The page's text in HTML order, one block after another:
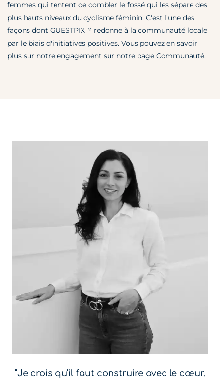
femmes qui tentent de combler le fossé qui les sépare des
plus hauts niveaux du cyclisme féminin. C'est l'une des
façons dont GUESTPIX™ redonne à la communauté locale
par le biais d'initiatives positives. Vous pouvez en savoir
plus sur notre engagement sur notre page Communauté.
"Je crois qu'il faut construire avec le cœur.